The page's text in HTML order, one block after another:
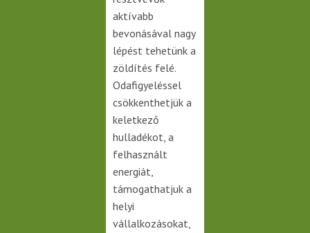
aktívabb
bevonásával nagy
lépést tehetünk a
zöldítés felé.
Odafigyeléssel
csökkenthetjük a
keletkező
hulladékot, a
felhasznált
energiát,
támogathatjuk a
helyi
vállalkozásokat,